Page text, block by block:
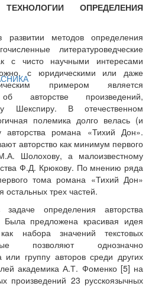
ОПРЕДЕЛЕНИЯ
развитии методов определения
литературоведческие
с чисто научными интересами
с юридическими или даже
примером является
авторстве произведений,
Шекспиру. В отечественном
полемика долго велась (и
романа «Тихий Дон».
авторство как минимум первого
Шолохову, а малоизвестному
Ф.Д. Крюкову. По мнению ряда
тома романа «Тихий Дон»
остальных трех частей.
определения авторства
Была предложена красивая идея
набора значений текстовых
позволяют однозначно
или группу авторов среди других
академика А.Т. Фоменко [5] на
произведений 23 русскоязычных